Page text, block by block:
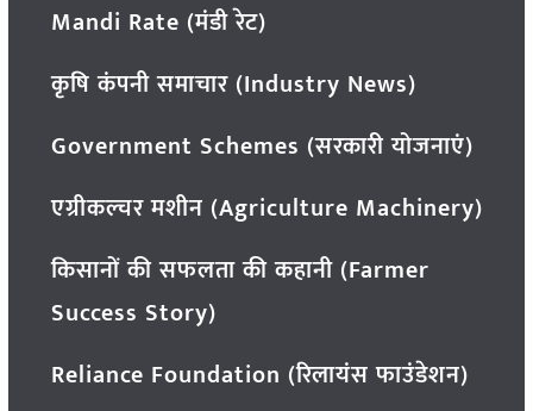
Mandi Rate (मंडी रेट)
कृषि कंपनी समाचार (Industry News)
Government Schemes (सरकारी योजनाएं)
एग्रीकल्चर मशीन (Agriculture Machinery)
किसानों की सफलता की कहानी (Farmer
Success Story)
Reliance Foundation (रिलायंस फाउंडेशन)